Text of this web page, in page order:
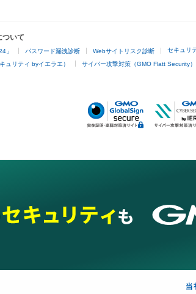
ついて
」 パスワード漏洩診断 Webサイトリスク診断 セキュリ
ュリティ byイエラエ） サイバー攻撃対策（GMO Flatt Security）